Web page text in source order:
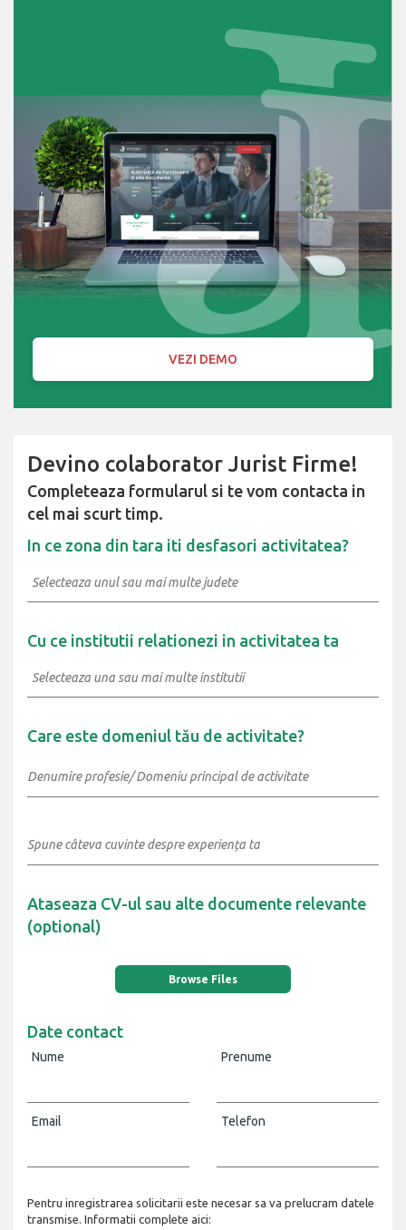
VEZI DEMO
Devino colaborator Jurist Firme!
Completeaza formularul si te vom contacta in
cel mai scurt timp.
In ce zona din tara iti desfasori activitatea?
Cu ce institutii relationezi in activitatea ta
Care este domeniul tău de activitate?
Ataseaza CV-ul sau alte documente relevante
(optional)
Browse Files
Date contact
Nume Prenume
Email Telefon
Pentru inregistrarea solicitarii este necesar sa va prelucram datele
transmise. Informatii complete aici: